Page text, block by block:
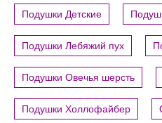
Подушки Детские
Подушки Лебяжий пух
Подушки Овечья шерсть
Подушки Холлофайбер